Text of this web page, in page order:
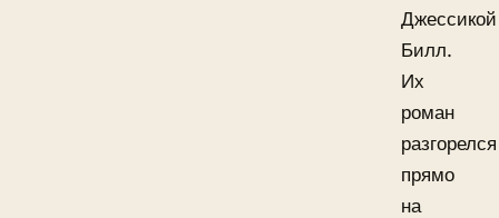
Джессикой
Билл.
Их
роман
разгорелся
прямо
на